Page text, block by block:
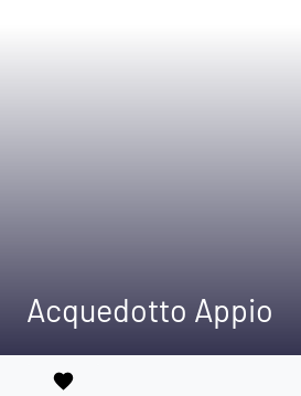
Acquedotto Appio
favorite